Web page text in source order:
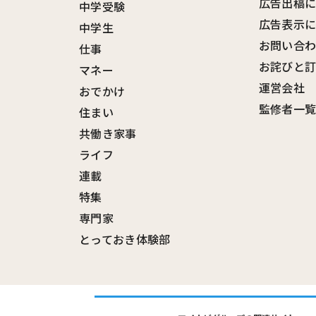
中学受験
中学生
仕事
マネー
おでかけ
住まい
共働き家事
ライフ
連載
特集
専門家
とっておき体験部
広告表示
お問い合
お詫びと
運営会社
監修者一覧